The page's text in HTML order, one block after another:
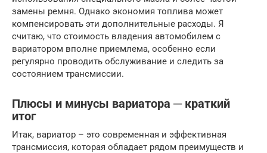
замены ремня. Однако экономия топлива может
компенсировать эти дополнительные расходы. Я
считаю, что стоимость владения автомобилем с
вариатором вполне приемлема, особенно если
регулярно проводить обслуживание и следить за
состоянием трансмиссии.
Плюсы и минусы вариатора ─ краткий
итог
Итак, вариатор – это современная и эффективная
трансмиссия, которая обладает рядом преимуществ и